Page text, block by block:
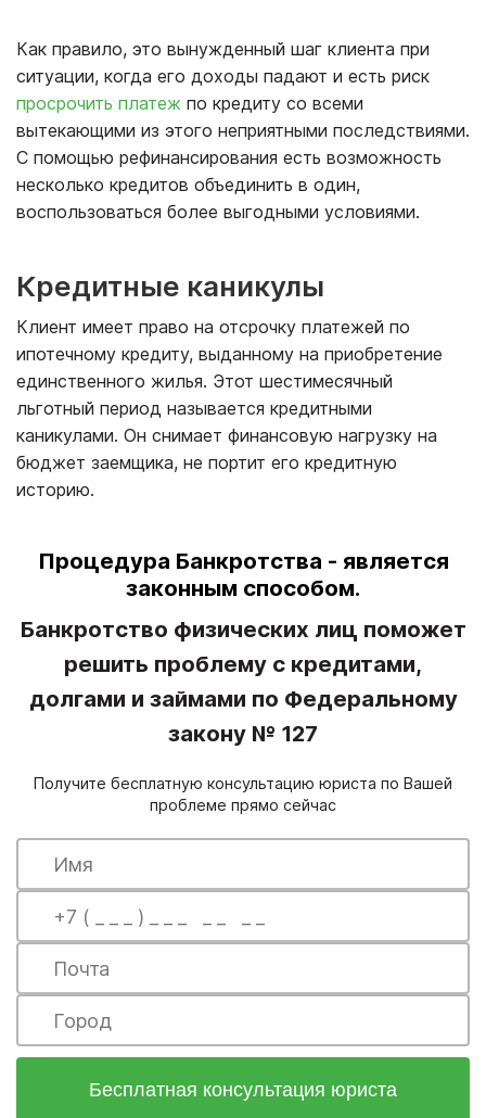
Как правило, это вынужденный шаг клиента при
ситуации, когда его доходы падают и есть риск
просрочить платеж по кредиту со всеми
вытекающими из этого неприятными последствиями.
С помощью рефинансирования есть возможность
несколько кредитов объединить в один,
воспользоваться более выгодными условиями.
Кредитные каникулы
Клиент имеет право на отсрочку платежей по
ипотечному кредиту, выданному на приобретение
единственного жилья. Этот шестимесячный
льготный период называется кредитными
каникулами. Он снимает финансовую нагрузку на
бюджет заемщика, не портит его кредитную
историю.
Процедура Банкротства - является
законным способом.
Банкротство физических лиц поможет
решить проблему с кредитами,
долгами и займами по Федеральному
закону № 127
Получите бесплатную консультацию юриста по Вашей
проблеме прямо сейчас
Бесплатная консультация юриста